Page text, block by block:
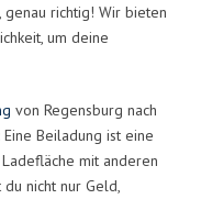
genau richtig! Wir bieten
um deine
von Regensburg nach
Beiladung ist eine
mit anderen
nicht nur Geld,